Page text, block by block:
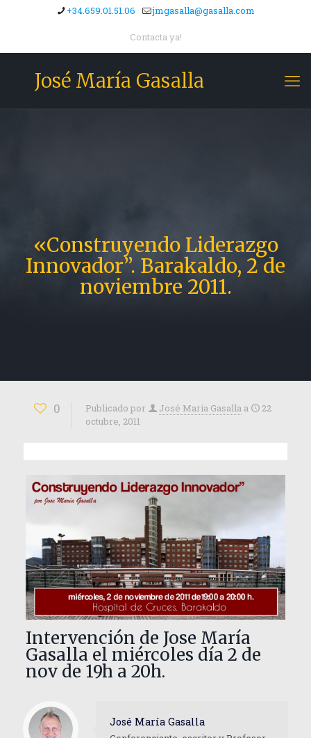
+34.659.01.51.06 jmgasalla@gasalla.com
Contacta ya!
José María Gasalla
«Construyendo Liderazgo
Innovador”. Barakaldo, 2 de
noviembre 2011.
0 Publicado por José María Gasalla a
22
octubre, 2011
Intervención de Jose María
Gasalla el miércoles día 2 de
nov de 19h a 20h.
José María Gasalla